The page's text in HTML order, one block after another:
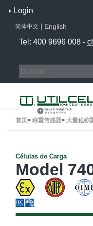
Login
简体中文 | English
Tel: 400 9696 008 -
首页> 称重传感器> 大量程称
Células de Carga
Model